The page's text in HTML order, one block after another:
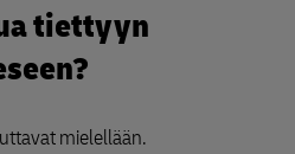
tiettyyn
mielellään.